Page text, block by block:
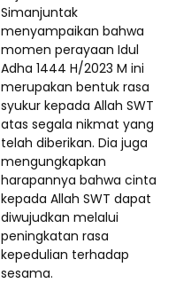
Simanjuntak
menyampaikan bahwa
momen perayaan Idul
Adha 1444 H/2023 M ini
merupakan bentuk rasa
syukur kepada Allah SWT
atas segala nikmat yang
telah diberikan. Dia juga
mengungkapkan
harapannya bahwa cinta
kepada Allah SWT dapat
diwujudkan melalui
peningkatan rasa
kepedulian terhadap
sesama.